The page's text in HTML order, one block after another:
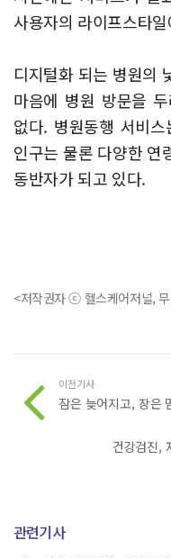
사용자의 라이프스타
디지털화 되는 병원의
마음에 병원 방문을
없다. 병원동행 서비
인구는 물론 다양한 연
동반자가 되고 있다.
<저작권자 ⓒ 헬스케어저널,
이전기사
잠은 늦어지고, 장은
건강검진,
관련기사